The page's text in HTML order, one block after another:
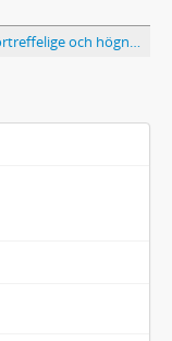
Eric Agner: Geometria : hwaruthinnan then förtreffelige och högnytige Landtmäte-Konsten...